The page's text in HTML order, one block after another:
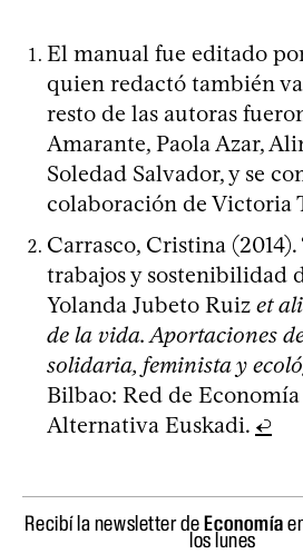
El manual fue editado
quien redactó también
resto de las autoras
Amarante, Paola Azar,
Soledad Salvador, y se
colaboración de Victoria
Carrasco, Cristina (2014).
trabajos y sostenibilidad
Yolanda Jubeto Ruiz et
de la vida. Aportaciones
solidaria, feminista y
Bilbao: Red de
Alternativa Euskadi. ↩
Recibí la newsletter deEconomía
los lunes